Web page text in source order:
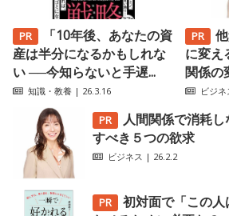
「10年後、あなたの資
産は半分になるかもしれな
い ──今知らないと手遅...
知識・教養 | 26.3.16
に変え
関係の
ビジネ
人間関係で消耗
すべき５つの欲求
ビジネス | 26.2.2
初対面で「この